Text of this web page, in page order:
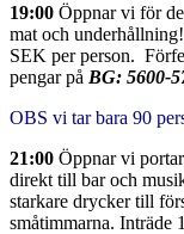
19:00 Öppnar vi för
mat och
SEK per person.
pengar på BG: 5600-
OBS vi tar bara 90
21:00 Öppnar vi
direkt till bar och
starkare drycker till
småtimmarna. Inträde